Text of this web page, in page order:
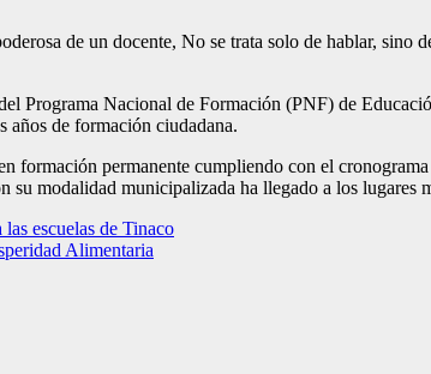
de un docente, No se trata solo de hablar,
Programa Nacional de Formación (PNF) de
años de formación ciudadana.
formación permanente cumpliendo con el
su modalidad municipalizada ha llegado a los lugares
escuelas de Tinaco
Alimentaria